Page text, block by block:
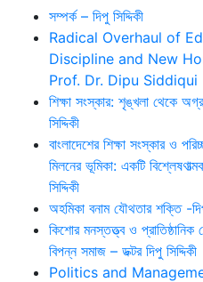
সম্পর্ক – দিপু সিদ্দিকী
Radical Overhaul of
Discipline and New
Prof. Dr. Dipu Siddiqui
শিক্ষা সংস্কার: শৃঙ্খলা থেকে
সিদ্দিকী
বাংলাদেশের শিক্ষা সংস্কার ও
মিলনের ভূমিকা: একটি
সিদ্দিকী
অহমিকা বনাম যৌথতার শক্তি -দিপু
কিশোর মনস্তত্ত্ব ও
বিপন্ন সমাজ – ডক্টর দিপু সিদ্দিকী
Politics and